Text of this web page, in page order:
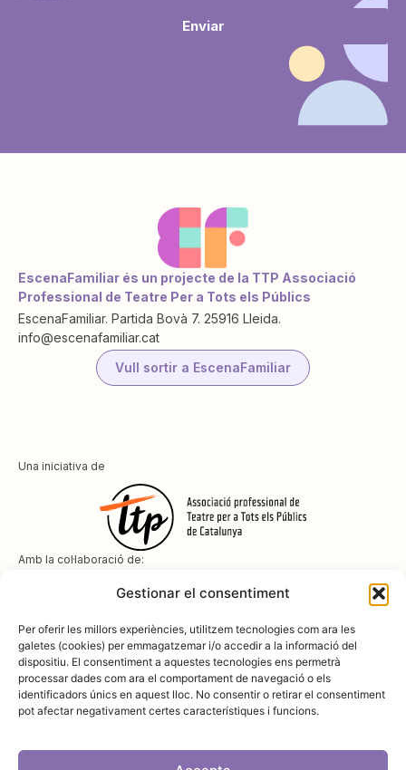
Gestionar el consentiment
Per oferir les millors experiències, utilitzem tecnologies com ara les
galetes (cookies) per emmagatzemar i/o accedir a la informació del
dispositiu. El consentiment a aquestes tecnologies ens permetrà
processar dades com ara el comportament de navegació o els
identificadors únics en aquest lloc. No consentir o retirar el consentiment
pot afectar negativament certes característiques i funcions.
Enviar
EscenaFamiliar és un projecte de la TTP Associació
Professional de Teatre Per a Tots els Públics
EscenaFamiliar. Partida Bovà 7. 25916 Lleida.
info@escenafamiliar.cat
Vull sortir a EscenaFamiliar
Una iniciativa de
Amb la col·laboració de:
Amb el suport de